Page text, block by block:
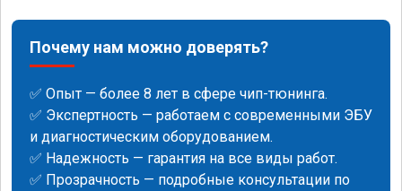
Почему нам можно доверять?
✅ Опыт — более 8 лет в сфере чип-тюнинга.
✅ Экспертность — работаем с современными ЭБУ
и диагностическим оборудованием.
✅ Надежность — гарантия на все виды работ.
✅ Прозрачность — подробные консультации по